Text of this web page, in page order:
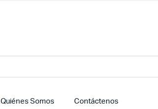
Quiénes Somos Contáctenos